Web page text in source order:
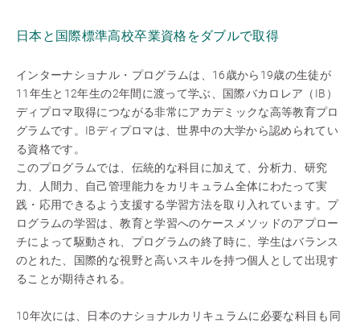
日本と国際標準高校卒業資格をダブルで取得
インターナショナル・プログラムは、16歳から19歳の生徒が
11年生と12年生の2年間に渡って学ぶ、国際バカロレア（IB）
ディプロマ取得につながる非常にアカデミックな高等教育プロ
グラムです。IBディプロマは、世界中の大学から認められてい
る資格です。
このプログラムでは、伝統的な科目に加えて、分析力、研究
力、人間力、自己管理能力をカリキュラム全体にわたって実
践・応用できるよう支援する学習方法を取り入れています。プ
ログラムの学習は、教育と学習へのケースメソッドのアプロー
チによって駆動され、プログラムの終了時に、学生はバランス
のとれた、国際的な視野と高いスキルを持つ個人として出現す
ることが期待される。
10年次には、日本のナショナルカリキュラムに必要な科目も同